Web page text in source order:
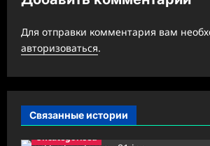
я
з
а
и
и
Для отправки комментария вам
авторизоваться.
Связанные истории
Uncategorised